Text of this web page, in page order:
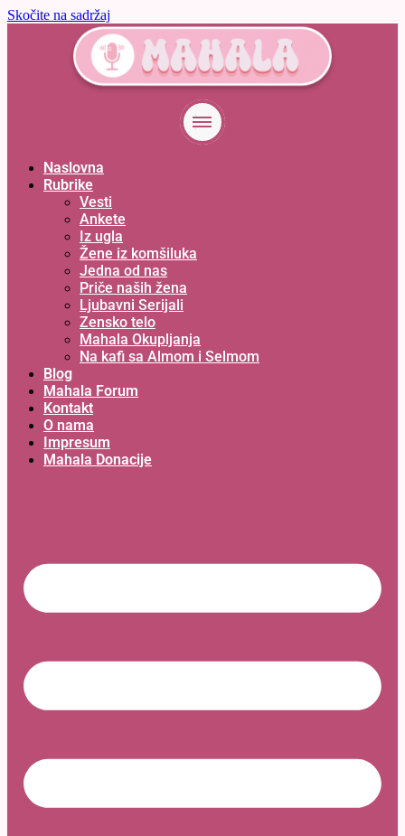
Skočite na sadržaj
Naslovna
Rubrike
Vesti
Ankete
Iz ugla
Žene iz komšiluka
Jedna od nas
Priče naših žena
Ljubavni Serijali
Zensko telo
Mahala Okupljanja
Na kafi sa Almom i Selmom
Blog
Mahala Forum
Kontakt
O nama
Impresum
Mahala Donacije